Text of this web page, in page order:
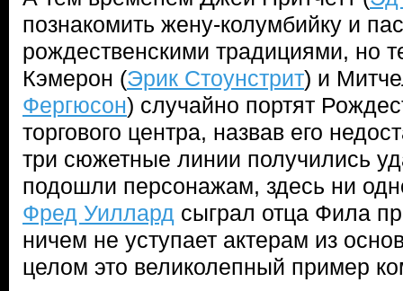
познакомить жену-колумбийку и
рождественскими традициями, но
Кэмерон (Эрик Стоунстрит) и
Фергюсон) случайно портят
торгового центра, назвав его
три сюжетные линии получились
подошли персонажам, здесь ни
Фред Уиллард сыграл отца Фила
ничем не уступает актерам из
целом это великолепный пример